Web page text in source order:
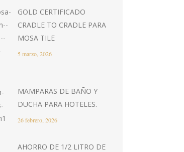
GOLD CERTIFICADO
CRADLE TO CRADLE PARA
MOSA TILE
5 marzo, 2026
MAMPARAS DE BAÑO Y
DUCHA PARA HOTELES.
26 febrero, 2026
AHORRO DE 1/2 LITRO DE